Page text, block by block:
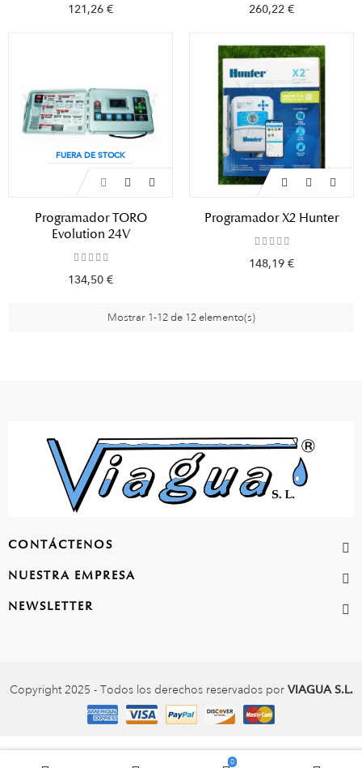
0
121,26 € 260,22 €
FUERA DE STOCK
Programador TORO
Evolution 24V
134,50 €
Programador X2 Hunter
148,19 €
Mostrar 1-12 de 12 elemento(s)
CONTÁCTENOS
NUESTRA EMPRESA
NEWSLETTER
Copyright 2025 - Todos los derechos reservados porVIAGUA S.L.